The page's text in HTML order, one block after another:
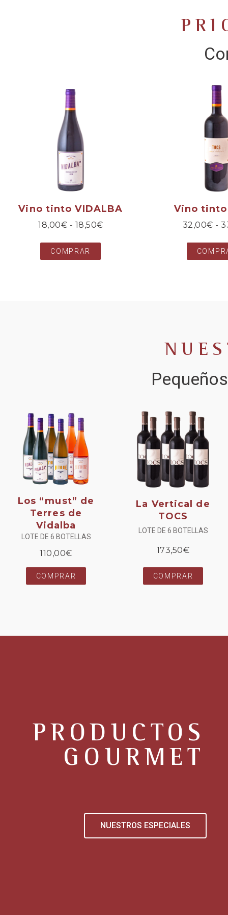
Vino tinto VIDALBA
18,00€ - 18,50€
COMPRAR
Vino tinto
32,00€ -
Los “must” de
Terres de
Vidalba
LOTE DE 6 BOTELLAS
110,00€
COMPRAR
La Vertical de
TOCS
LOTE DE 6 BOTELLAS
173,50€
COMPRAR
PRODUCTOS
GOURMET
NUESTROS ESPECIALES